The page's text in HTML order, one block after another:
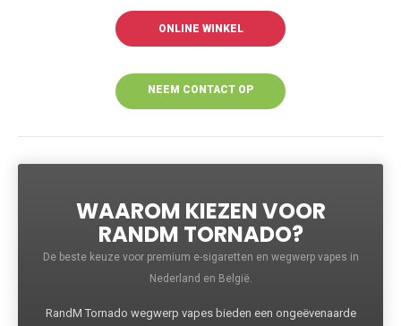
ONLINE WINKEL
NEEM CONTACT OP
WAAROM KIEZEN VOOR
RANDM TORNADO?
De beste keuze voor premium e-sigaretten en wegwerp vapes in
Nederland en België.
RandM Tornado wegwerp vapes bieden een ongeëvenaarde